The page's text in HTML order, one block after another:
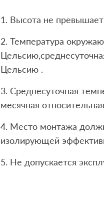
1. Высота не
2. Температура
Цельсию .
3. Среднесуточная
месячная
4. Место монтажа
изолирующей
5. Не допускается